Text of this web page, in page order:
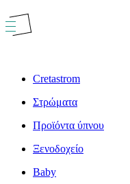
Μετάβαση
στο
περιεχόμενο
Cretastrom
Στρώματα
Προϊόντα ύπνου
Ξενοδοχείο
Baby